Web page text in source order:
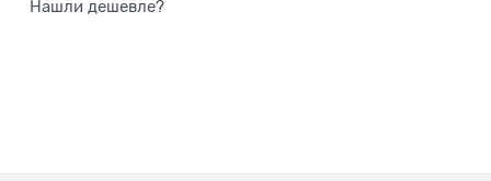
Нашли дешевле?